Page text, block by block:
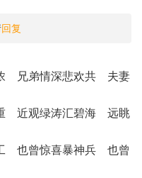
回复
兄弟情深悲欢共 夫妻
近观绿涛汇碧海 远眺
也曾惊喜暴神兵 也曾